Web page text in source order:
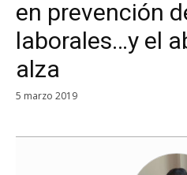
en prevención
laborales…y el
alza
5 marzo 2019